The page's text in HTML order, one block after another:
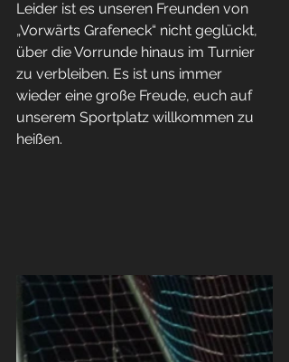
Leider ist es unseren Freunden von
„Vorwärts Grafeneck“ nicht geglückt,
über die Vorrunde hinaus im Turnier
zu verbleiben. Es ist uns immer
wieder eine große Freude, euch auf
unserem Sportplatz willkommen zu
heißen.